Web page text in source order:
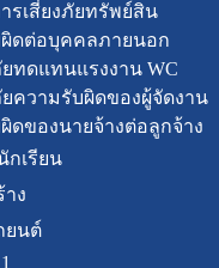
รเสี่ยงภัยทรัพย์สิน
ดต่อบุคคลภายนอก
ทดแทนแรงงาน WC
ความรับผิดของผู้จัดงาน
ดของนายจ้างต่อลูกจ้าง
กเรียน
ง
ยนต์